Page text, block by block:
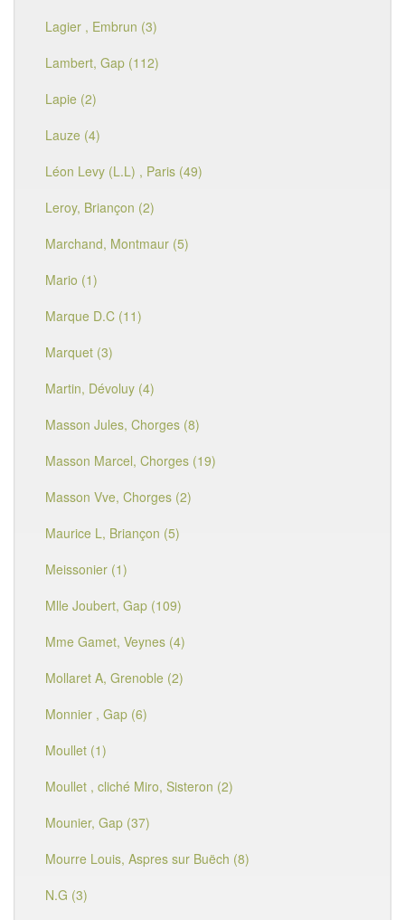
Lagier , Embrun (3)
Lambert, Gap (112)
Lapie (2)
Lauze (4)
Léon Levy (L.L) , Paris (49)
Leroy, Briançon (2)
Marchand, Montmaur (5)
Mario (1)
Marque D.C (11)
Marquet (3)
Martin, Dévoluy (4)
Masson Jules, Chorges (8)
Masson Marcel, Chorges (19)
Masson Vve, Chorges (2)
Maurice L, Briançon (5)
Meissonier (1)
Mlle Joubert, Gap (109)
Mme Gamet, Veynes (4)
Mollaret A, Grenoble (2)
Monnier , Gap (6)
Moullet (1)
Moullet , cliché Miro, Sisteron (2)
Mounier, Gap (37)
Mourre Louis, Aspres sur Buëch (8)
N.G (3)